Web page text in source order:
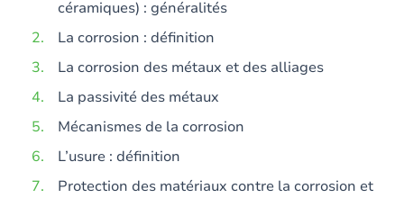
céramiques) : généralités
La corrosion : définition
La corrosion des métaux et des alliages
La passivité des métaux
Mécanismes de la corrosion
L’usure : définition
Protection des matériaux contre la corrosion et